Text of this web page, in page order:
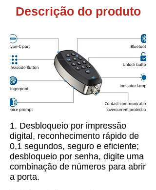
Descrição do produto
1. Desbloqueio por impressão
digital, reconhecimento rápido de
0,1 segundos, seguro e eficiente;
desbloqueio por senha, digite uma
combinação de números para abrir
a porta.